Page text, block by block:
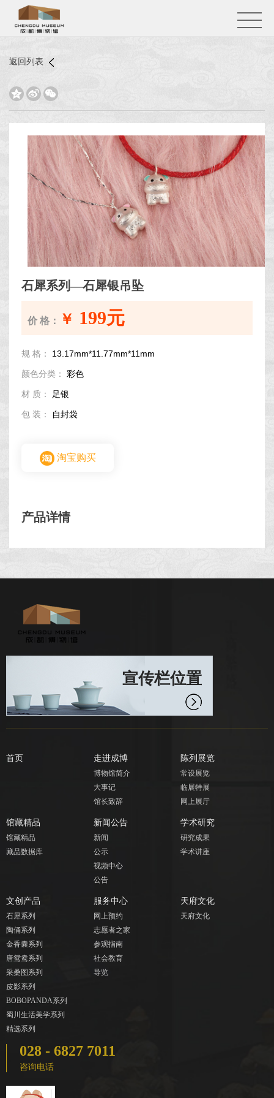
返回列表
  
石犀系列—石犀银吊坠
价 格： ￥ 199元
规 格： 13.17mm*11.77mm*11mm
颜色分类： 彩色
材 质： 足银
包 装： 自封袋
淘宝购买
产品详情
宣传栏位置
首页 走进成博
博物馆简介
大事记
馆长致辞
陈列展览
常设展览
临展特展
网上展厅
馆藏精品
馆藏精品
藏品数据库
新闻公告
新闻
公示
视频中心
公告
学术研究
研究成果
学术讲座
文创产品
石犀系列
陶俑系列
金香囊系列
唐鸳鸯系列
采桑图系列
皮影系列
BOBOPANDA系列
蜀川生活美学系列
精选系列
服务中心
网上预约
志愿者之家
参观指南
社会教育
导览
天府文化
天府文化
028 - 6827 7011
咨询电话